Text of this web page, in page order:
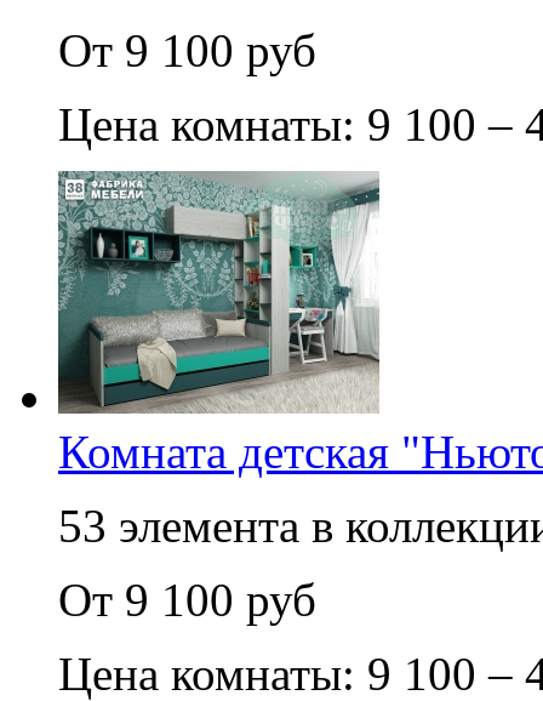
От 9 100 руб
Цена комнаты: 9 100 –
Комната детская
53 элемента в
От 9 100 руб
Цена комнаты: 9 100 –